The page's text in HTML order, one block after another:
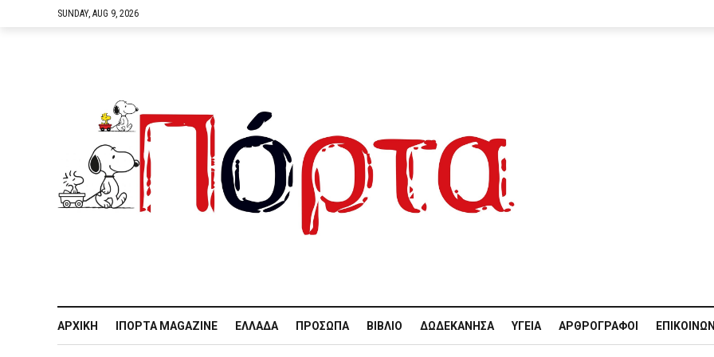
SUNDAY, AUG 9, 2026
ΑΡΧΙΚΉ IΠΌΡΤΑ MAGAZINE ΕΛΛΆΔΑ ΠΡΌΣΩΠΑ ΒΙΒΛΊΟ ΔΩΔΕΚΆΝΗΣΑ ΥΓΕΊΑ ΑΡΘΡΟΓΡΆΦΟΙ